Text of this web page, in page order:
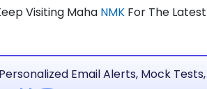
Visiting Maha NMK For The Latest
Email Alerts, Mock Tests,